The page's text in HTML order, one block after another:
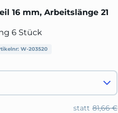
16 mm, Arbeitslänge 21
6 Stück
W-203520
81,66 €
statt